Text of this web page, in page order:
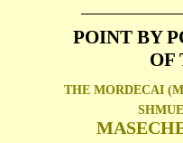
POINT BY
OF
THE MORDECAI